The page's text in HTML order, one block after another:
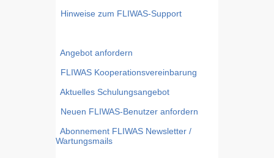
Hinweise zum FLIWAS-Support
Angebot anfordern
FLIWAS Kooperationsvereinbarung
Aktuelles Schulungsangebot
Neuen FLIWAS-Benutzer anfordern
Abonnement FLIWAS Newsletter /
Wartungsmails